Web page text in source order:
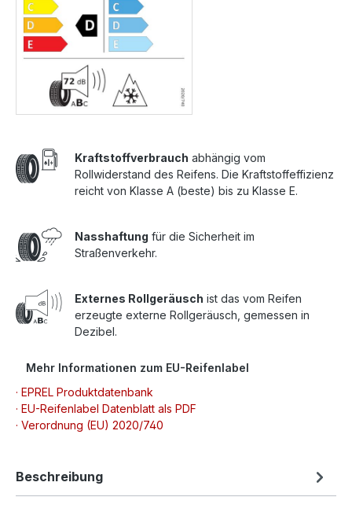
Kraftstoffverbrauch abhängig vom
Rollwiderstand des Reifens. Die Kraftstoffeffizienz
reicht von Klasse A (beste) bis zu Klasse E.
Nasshaftung für die Sicherheit im
Straßenverkehr.
Externes Rollgeräusch ist das vom Reifen
erzeugte externe Rollgeräusch, gemessen in
Dezibel.
Mehr Informationen zum EU-Reifenlabel
· EPREL Produktdatenbank
· EU-Reifenlabel Datenblatt als PDF
· Verordnung (EU) 2020/740
Beschreibung